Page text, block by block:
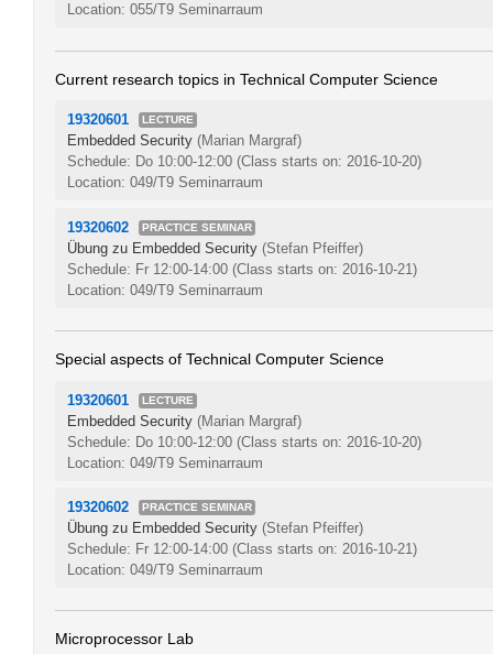
Location: 055/T9 Seminarraum
Current research topics in Technical Computer Science
19320601 LECTURE
Embedded Security (Marian Margraf)
Schedule: Do 10:00-12:00 (Class starts on: 2016-10-20)
Location: 049/T9 Seminarraum
19320602 PRACTICE SEMINAR
Übung zu Embedded Security (Stefan Pfeiffer)
Schedule: Fr 12:00-14:00 (Class starts on: 2016-10-21)
Location: 049/T9 Seminarraum
Special aspects of Technical Computer Science
19320601 LECTURE
Embedded Security (Marian Margraf)
Schedule: Do 10:00-12:00 (Class starts on: 2016-10-20)
Location: 049/T9 Seminarraum
19320602 PRACTICE SEMINAR
Übung zu Embedded Security (Stefan Pfeiffer)
Schedule: Fr 12:00-14:00 (Class starts on: 2016-10-21)
Location: 049/T9 Seminarraum
Microprocessor Lab